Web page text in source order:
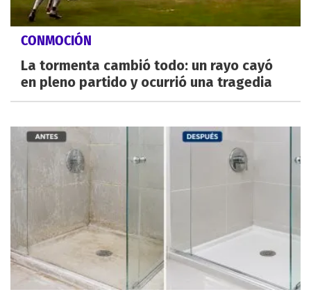
CONMOCIÓN
La tormenta cambió todo: un rayo cayó
en pleno partido y ocurrió una tragedia